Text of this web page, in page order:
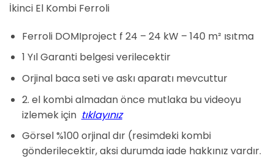
İkinci El Kombi Ferroli
Ferroli DOMIproject f 24 – 24 kW – 140 m² ısıtma
1 Yıl Garanti belgesi verilecektir
Orjinal baca seti ve askı aparatı mevcuttur
2. el kombi almadan önce mutlaka bu videoyu
izlemek için tıklayınız
Görsel %100 orjinal dır (resimdeki kombi
gönderilecektir, aksi durumda iade hakkınız vardır.